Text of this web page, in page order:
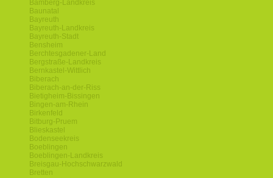
Bamberg-Landkreis
Baunatal
Bayreuth
Bayreuth-Landkreis
Bayreuth-Stadt
Bensheim
Berchtesgadener-Land
Bergstraße-Landkreis
Bernkastel-Wittlich
Biberach
Biberach-an-der-Riss
Bietigheim-Bissingen
Bingen-am-Rhein
Birkenfeld
Bitburg-Pruem
Blieskastel
Bodenseekreis
Boeblingen
Boeblingen-Landkreis
Breisgau-Hochschwarzwald
Bretten